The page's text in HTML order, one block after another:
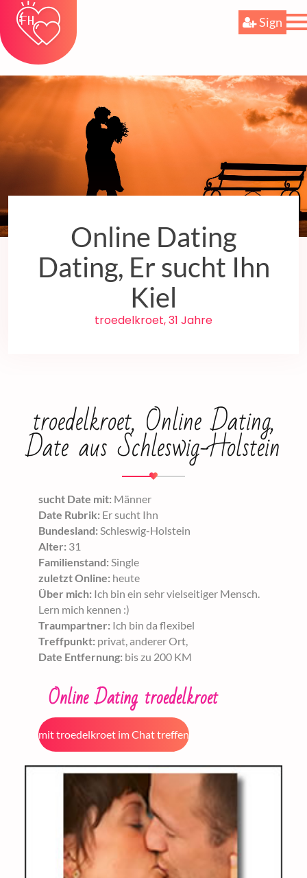
Sign
Online Dating
Dating, Er sucht Ihn
Kiel
troedelkroet, 31 Jahre
troedelkroet, Online Dating,
Date aus Schleswig-Holstein
sucht Date mit: Männer
Date Rubrik: Er sucht Ihn
Bundesland: Schleswig-Holstein
Alter: 31
Familienstand: Single
zuletzt Online: heute
Über mich: Ich bin ein sehr vielseitiger Mensch.
Lern mich kennen :)
Traumpartner: Ich bin da flexibel
Treffpunkt: privat, anderer Ort,
Date Entfernung: bis zu 200 KM
Online Dating troedelkroet
mit troedelkroet im Chat treffen